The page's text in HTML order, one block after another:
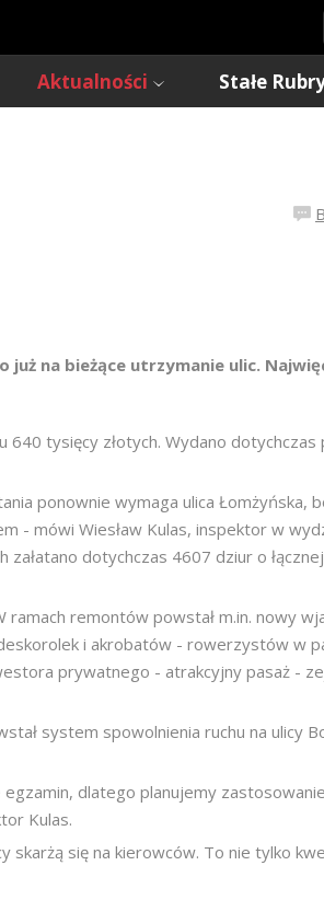
Aktualności Stałe
na bieżące utrzymanie ulic.
tysięcy złotych. Wydano dotychczas
ponownie wymaga ulica Łomżyńska,
- mówi Wiesław Kulas, inspektor w
dotychczas 4607 dziur o
remontów powstał m.in. nowy
i akrobatów - rowerzystów w
prywatnego - atrakcyjny pasaż -
system spowolnienia ruchu na ulicy
dlatego planujemy
Kulas.
skarżą się na kierowców. To nie tylko